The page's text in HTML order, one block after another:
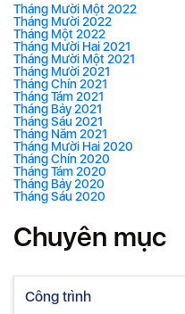
Tháng Mười Một 2022
Tháng Mười 2022
Tháng Một 2022
Tháng Mười Hai 2021
Tháng Mười Một 2021
Tháng Mười 2021
Tháng Chín 2021
Tháng Tám 2021
Tháng Bảy 2021
Tháng Sáu 2021
Tháng Năm 2021
Tháng Mười Hai 2020
Tháng Chín 2020
Tháng Tám 2020
Tháng Bảy 2020
Tháng Sáu 2020
Chuyên mục
Công trình